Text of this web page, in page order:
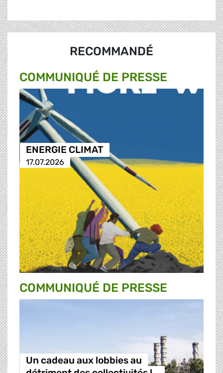
RECOMMANDÉ
COMMUNIQUÉ DE PRESSE
ENERGIE CLIMAT
17.07.2026
COMMUNIQUÉ DE PRESSE
Un cadeau aux lobbies au